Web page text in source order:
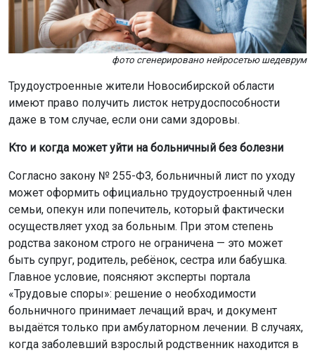
фото сгенерировано нейросетью шедеврум
Трудоустроенные жители Новосибирской области
имеют право получить листок нетрудоспособности
даже в том случае, если они сами здоровы.
Кто и когда может уйти на больничный без болезни
Согласно закону № 255-ФЗ, больничный лист по уходу
может оформить официально трудоустроенный член
семьи, опекун или попечитель, который фактически
осуществляет уход за больным. При этом степень
родства законом строго не ограничена — это может
быть супруг, родитель, ребёнок, сестра или бабушка.
Главное условие, поясняют эксперты портала
«Трудовые споры»: решение о необходимости
больничного принимает лечащий врач, и документ
выдаётся только при амбулаторном лечении. В случаях,
когда заболевший взрослый родственник находится в